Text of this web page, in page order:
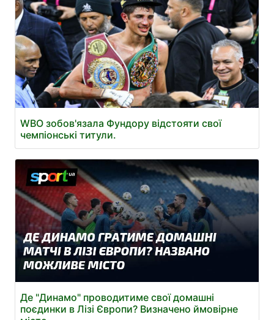
WBO зобов'язала Фундору відстояти свої
чемпіонські титули.
Де "Динамо" проводитиме свої домашні
поєдинки в Лізі Європи? Визначено ймовірне